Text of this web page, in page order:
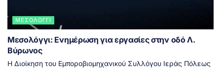
ΜΕΣΟΛΌΓΓΙ
Μεσολόγγι: Ενημέρωση για εργασίες στην οδό Λ.
Βύρωνος
Η Διοίκηση του Εμποροβιομηχανικού Συλλόγου Ιεράς Πόλεως